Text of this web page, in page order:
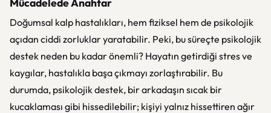
Doğumsal kalp hastalıkları, hem fiziksel hem de psikolojik
açıdan ciddi zorluklar yaratabilir. Peki, bu süreçte psikolojik
destek neden bu kadar önemli? Hayatın getirdiği stres ve
kaygılar, hastalıkla başa çıkmayı zorlaştırabilir. Bu
durumda, psikolojik destek, bir arkadaşın sıcak bir
kucaklaması gibi hissedilebilir; kişiyi yalnız hissettiren ağır